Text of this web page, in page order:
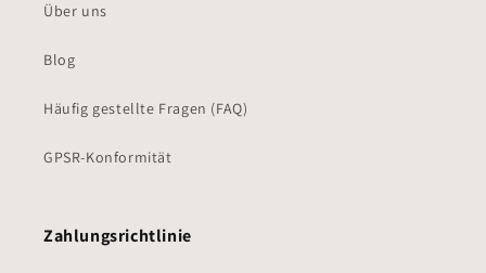
Über uns
Blog
Häufig gestellte Fragen (FAQ)
GPSR-Konformität
Zahlungsrichtlinie